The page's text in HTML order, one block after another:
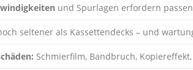
und Spurlagen erfordern
seltener als Kassettendecks – und
Schmierfilm, Bandbruch,